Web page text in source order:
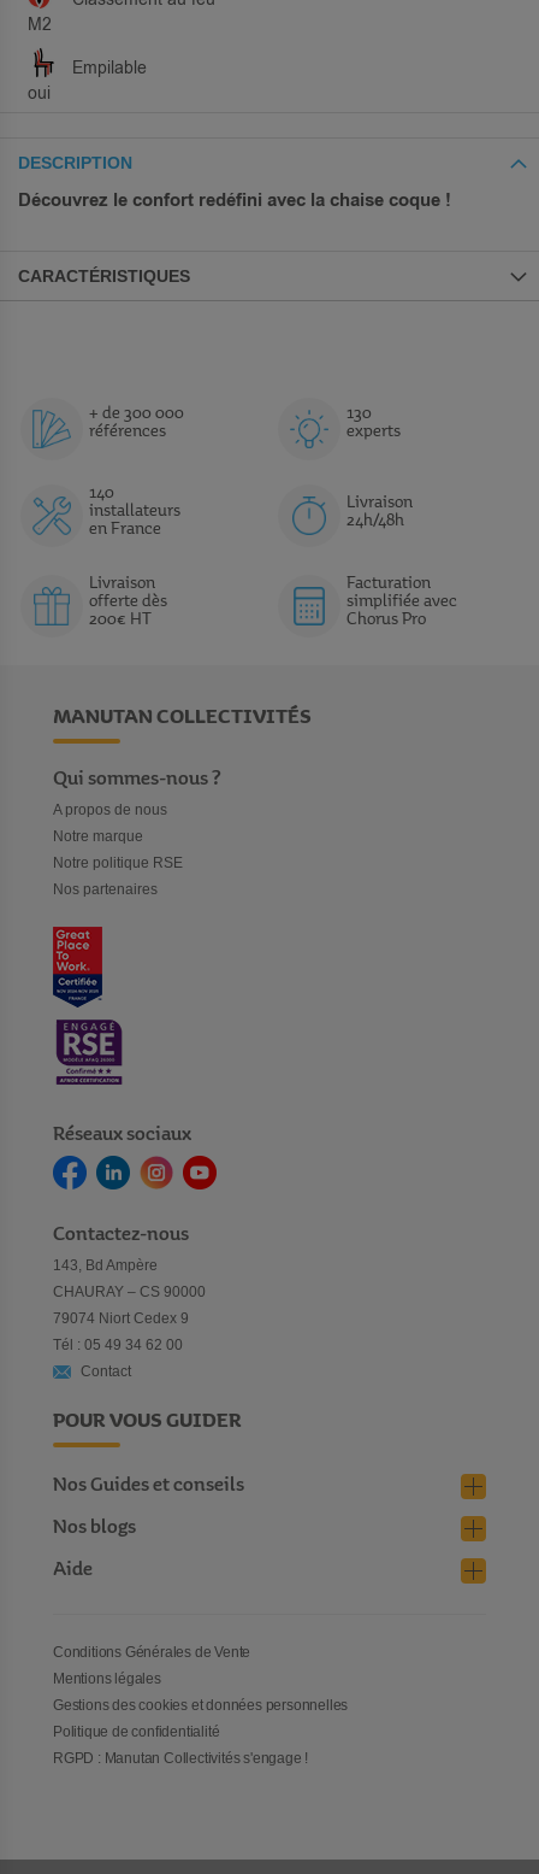
M2
oui
Empilable
DESCRIPTION
Découvrez le confort redéfini avec la chaise coque !
CARACTÉRISTIQUES
+ de 300 000
références
130
experts
140
installateurs
en France
Livraison
24h/48h
Livraison
offerte dès
200€ HT
Facturation
simplifiée avec
Chorus Pro
MANUTAN COLLECTIVITÉS
Qui sommes-nous ?
A propos de nous
Notre marque
Notre politique RSE
Nos partenaires
Réseaux sociaux
Contactez-nous
143, Bd Ampère
CHAURAY – CS 90000
79074 Niort Cedex 9
Tél : 05 49 34 62 00
Contact
POUR VOUS GUIDER
Nos Guides et conseils
Nos blogs
Aide
Conditions Générales de Vente
Mentions légales
Gestions des cookies et données personnelles
Politique de confidentialité
RGPD : Manutan Collectivités s'engage !